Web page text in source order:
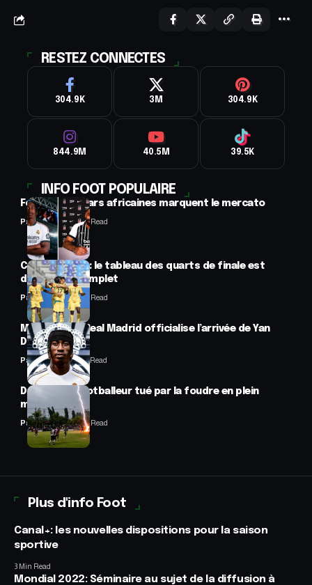
RESTEZ CONNECTES
304.9K 3M 304.9K
844.9M 40.5M 39.5K
INFO FOOT POPULAIRE
Football : 2 stars africaines marquent le mercato
Panafrofoot2 Min Read
CAN féminine : le tableau des quarts de finale est
désormais complet
Panafrofoot2 Min Read
Mercato : Le Real Madrid officialise l’arrivée de Yan
Diomandé
Panafrofoot1 Min Read
Drame : un footballeur tué par la foudre en plein
match
Panafrofoot2 Min Read
Plus d'info Foot
Canal+: les nouvelles dispositions pour la saison
sportive
3 Min Read
Mondial 2022: Séminaire au sujet de la diffusion à